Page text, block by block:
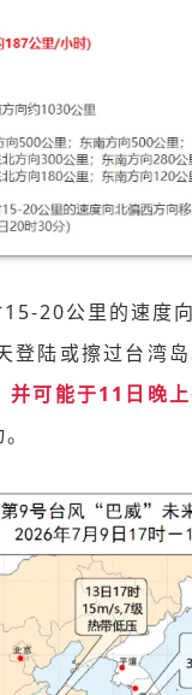
20公里的速度
登陆或擦过台湾
并可能于11日晚